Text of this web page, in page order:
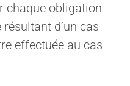
chaque obligation
d’un cas
effectuée au cas